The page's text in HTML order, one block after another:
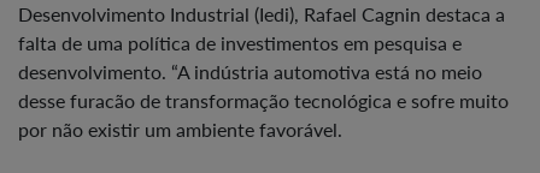
Desenvolvimento Industrial (Iedi), Rafael Cagnin destaca a
falta de uma política de investimentos em pesquisa e
desenvolvimento. “A indústria automotiva está no meio
desse furacão de transformação tecnológica e sofre muito
por não existir um ambiente favorável.